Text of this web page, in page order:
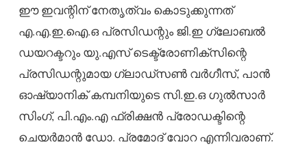
ഈ ഇവന്റിന് നേതൃത്വം കൊടുക്കുന്നത്
എ.എ.ഇ.ഐ.ഒ പ്രസിഡന്റും ജി.ഇ ഗ്ലോബല്‍
ഡയറക്ടറും യു.എസ് ടെക്ട്രോണിക്‌സിന്റെ
പ്രസിഡന്റുമായ ഗ്ലാഡ്‌സണ്‍ വര്‍ഗീസ്, പാന്‍
ഓഷ്യാനിക് കമ്പനിയുടെ സി.ഇ.ഒ ഗുല്‍സാര്‍
സിംഗ്, പി.എം.എ ഫ്രിക്ഷന്‍ പ്രോഡക്ടിന്റെ
ചെയര്‍മാന്‍ ഡോ. പ്രമോദ് വോറ എന്നിവരാണ്.